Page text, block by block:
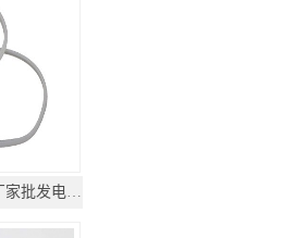
硅胶密封圈-硅胶密封圈厂家批发电话地址